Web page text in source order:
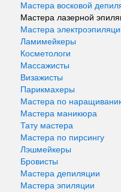
Мастера восковой
Мастера лазерной
Мастера
Ламимейкеры
Косметологи
Массажисты
Визажисты
Парикмахеры
Мастера по
Мастера маникюра
Тату мастера
Мастера по пирсингу
Лэшмейкеры
Бровисты
Мастера депиляции
Мастера эпиляции